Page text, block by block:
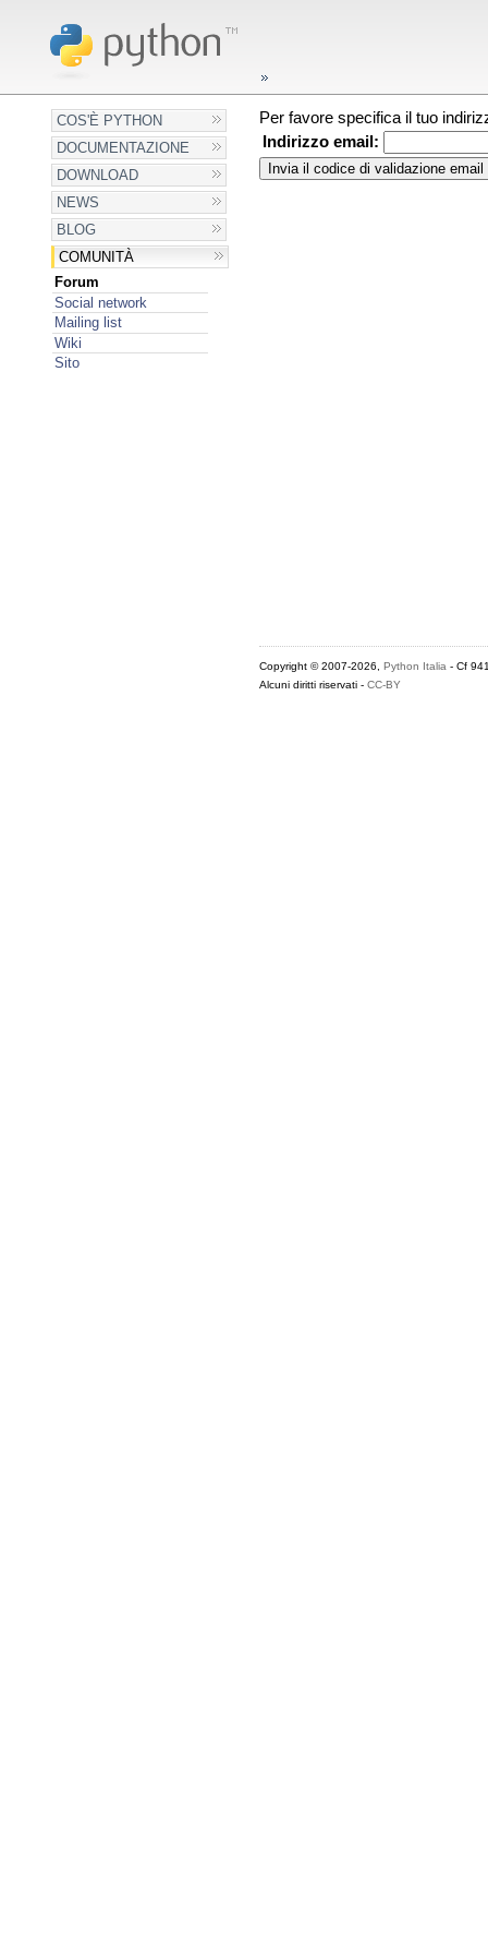
COS'È PYTHON
DOCUMENTAZIONE
DOWNLOAD
NEWS
BLOG
COMUNITÀ
Forum
Social network
Mailing list
Wiki
Sito
Per favore specifica il tuo
Indirizzo email:
Copyright © 2007-2026, Python Italia - Cf
Alcuni diritti riservati - CC-BY